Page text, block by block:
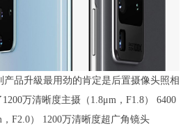
产品升級最用劲的肯定是后置摄像头照相
万清晰度主摄（1.8μm，F1.8） 6400
F2.0） 1200万清晰度超广角镜头